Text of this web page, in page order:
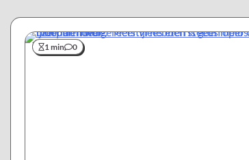
1 min 0